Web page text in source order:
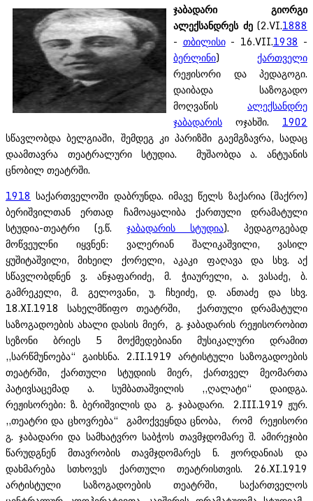
ჯაბადარი გიორგი
ალექსანდრეს ძე (2.VI.1888
- თბილისი- 16.VII.1938 -
ბერლინი) ქართველი
რეჟისორი და პედაგოგი.
დაიბადა საზოგადო
მოღვაწის ალექსანდრე
ჯაბადარის ოჯახში. 1902
სწავლობდა ბელგიაში, შემდეგ კი პარიზში გაემგზავრა, სადაც
დაამთავრა თეატრალური სტუდია. მუშაობდა ა. ანტუანის
ცნობილ თეატრში.
1918 საქართველოში დაბრუნდა. იმავე წელს ზაქარია (შაქრო)
ბერიშვილთან ერთად ჩამოაყალიბა ქართული დრამატული
სტუდია-თეატრი (ე.წ. ჯაბადარის სტუდია). პედაგოგებად
მოწვეულნი იყვნენ: ვალერიან შალიკაშვილი, ვასილ
ყუშიტაშვილი, მიხეილ ქორელი, აკაკი ფაღავა და სხვ. აქ
სწავლობდნენ ვ. ანჯაფარიძე, მ. ჭიაურელი, ა. ვასაძე, ბ.
გამრეკელი, მ. გელოვანი, უ. ჩხეიძე, დ. ანთაძე და სხვ.
18.XI.1918 სახელმწიფო თეატრში, ქართული დრამატული
საზოგადოების ახალი დასის მიერ, გ. ჯაბადარის რეჟისორობით
სეზონი ბრიეს 5 მოქმედებიანი მუსიკალური დრამით
,,სარწმუნოება“ გაიხსნა. 2.II.1919 არტისტული საზოგადოების
თეატრში, ქართული სტუდიის მიერ, ქართველ მეომართა
პატივსაცემად ა. სუმბათაშვილის ,,ღალატი“ დაიდგა.
რეჟისორები: ზ. ბერიშვილის და გ. ჯაბადარი. 2.III.1919 ჟურ.
,,თეატრი და ცხოვრება“ გამოქვეყნდა ცნობა, რომ რეჟისორი
გ. ჯაბადარი და სამხატვრო საბჭოს თავმჯდომარე შ. ამირეჯიბი
წარუდგნენ მთავრობის თავმჯდომარეს ნ. ჟორდანიას და
დახმარება სთხოვეს ქართული თეატრისთვის. 26.XI.1919
არტისტული საზოგადოების თეატრში, საქართველოს